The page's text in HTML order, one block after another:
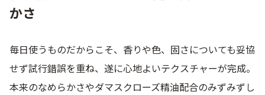
かさ
毎日使うものだからこそ、香りや色、固さについても妥協
せず試行錯誤を重ね、遂に心地よいテクスチャーが完成。
本来のなめらかさやダマスクローズ精油配合のみずみずし